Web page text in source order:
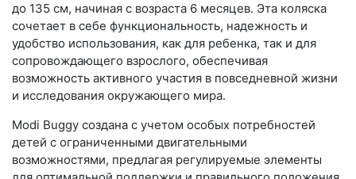
до 135 см, начиная с возраста 6 месяцев. Эта коляска
сочетает в себе функциональность, надежность и
удобство использования, как для ребенка, так и для
сопровождающего взрослого, обеспечивая
возможность активного участия в повседневной жизни
и исследования окружающего мира.
Modi Buggy создана с учетом особых потребностей
детей с ограниченными двигательными
возможностями, предлагая регулируемые элементы